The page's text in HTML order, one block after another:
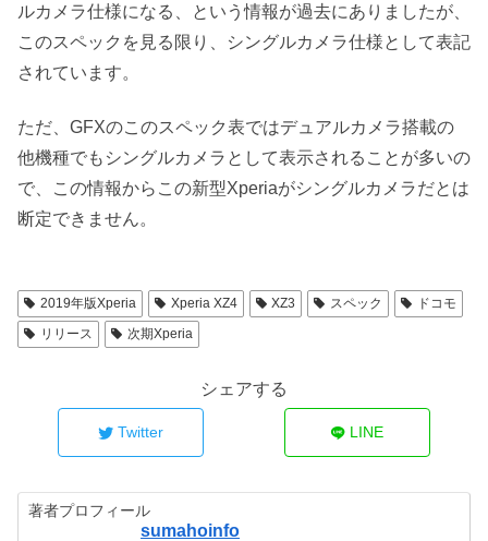
ルカメラ仕様になる、という情報が過去にありましたが、
このスペックを見る限り、シングルカメラ仕様として表記
されています。
ただ、GFXのこのスペック表ではデュアルカメラ搭載の
他機種でもシングルカメラとして表示されることが多いの
で、この情報からこの新型Xperiaがシングルカメラだとは
断定できません。
2019年版Xperia Xperia XZ4 XZ3 スペック
ドコモ
リリース
次期Xperia
シェアする
Twitter LINE
著者プロフィール
sumahoinfo